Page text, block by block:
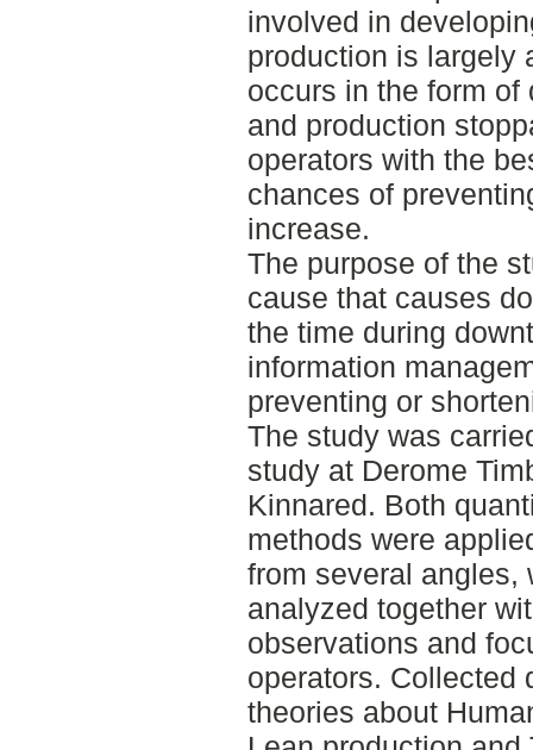
involved in
production is largely
occurs in the form
and production
operators with the
chances of
increase.
The purpose of the
cause that causes
the time during
information
preventing or
The study was
study at Derome
Kinnared. Both
methods were
from several angles,
analyzed together
observations and
operators. Collected
theories about